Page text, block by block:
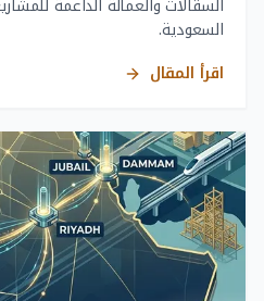
السقالات والعمالة الداعمة
السعودية.
اقرأ المقال